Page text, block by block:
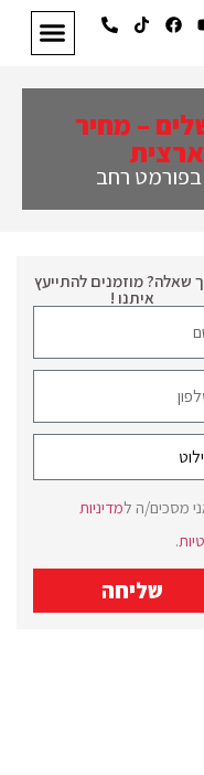
– מחיר
בפורמט רחב
שאלה? מוזמנים להתייעץ
איתנו !
מסכים/ה למדיניות
.
שליחה